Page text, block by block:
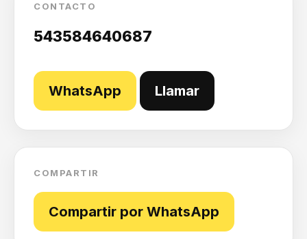
CONTACTO
543584640687
WhatsApp Llamar
COMPARTIR
Compartir por WhatsApp